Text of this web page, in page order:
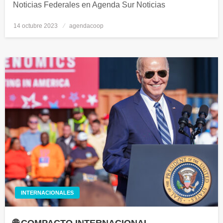
Noticias Federales en Agenda Sur Noticias
Publicado
14 octubre 2023 agendacoop
INTERNACIONALES